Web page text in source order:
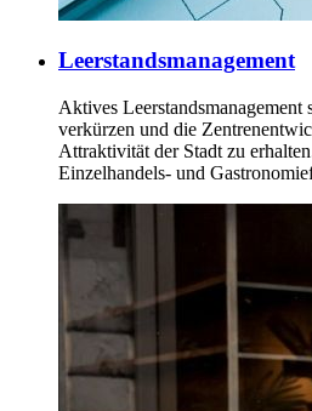
Leerstandsmanagement
Aktives Leerstandsmanagement
verkürzen und die
Attraktivität der Stadt zu
Einzelhandels- und